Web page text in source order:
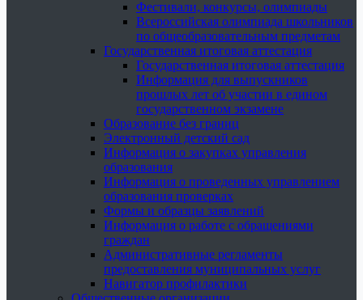
Фестивали, конкурсы, олимпиады
Всероссийская олимпиада школьников
по общеобразовательным предметам
Государственная итоговая аттестация
Государственная итоговая аттестация
Информация для выпускников
прошлых лет об участии в едином
государственном экзамене
Образование без границ
Электронный детский сад
Информация о закупках управления
образования
Информация о проведенных управлением
образования проверках
Формы и образцы заявлений
Информация о работе с обращениями
граждан
Административные регламенты
предоставления муниципальных услуг
Навигатор профилактики